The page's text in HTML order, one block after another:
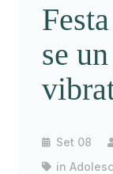
se
Set 08
in